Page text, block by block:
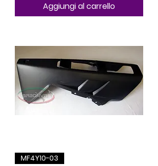
Aggiungi al carrello
MF4Y10-03